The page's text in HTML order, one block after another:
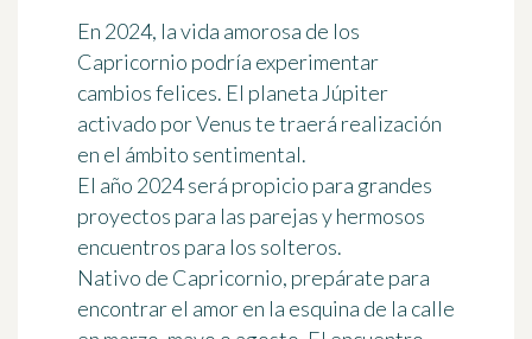
En 2024, la vida amorosa de los
Capricornio podría experimentar
cambios felices. El planeta Júpiter
activado por Venus te traerá realización
en el ámbito sentimental.
El año 2024 será propicio para grandes
proyectos para las parejas y hermosos
encuentros para los solteros.
Nativo de Capricornio, prepárate para
encontrar el amor en la esquina de la calle